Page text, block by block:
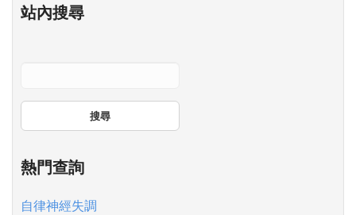
站內搜尋
搜尋
熱門查詢
自律神經失調